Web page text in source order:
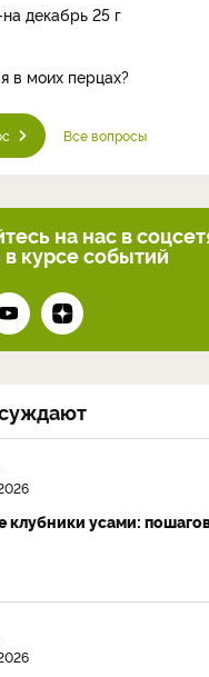
декабрь 25 г
в моих перцах?
Все вопросы
на нас в
курсе событий
клубники усами: